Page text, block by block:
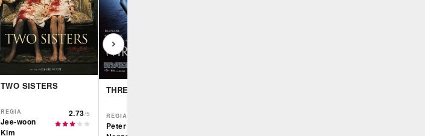
TWO SISTERS
REGIA
Jee-woon
Kim
2.73/5
THREE
REGIA
Peter Ho-Sun Chan,